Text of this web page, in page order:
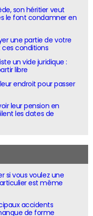
son héritier veut
le font condamner en
une partie de votre
conditions
un vide juridique :
libre
endroit pour passer
leur pension en
les dates de
si vous voulez une
est même
accidents
de forme